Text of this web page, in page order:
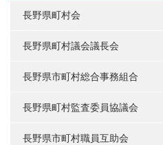
長野県町村会
長野県町村議会議長会
長野県市町村総合事務組合
長野県町村監査委員協議会
長野県市町村職員互助会